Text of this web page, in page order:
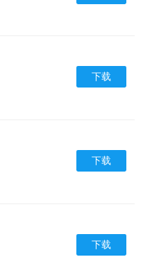
下载
下载
下载